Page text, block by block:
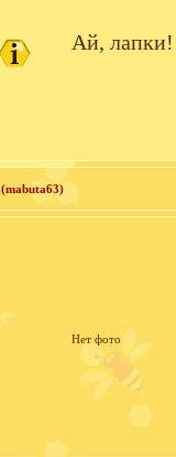
Ай,
(mabuta63)
Нет фото